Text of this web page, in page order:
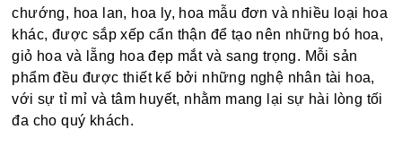
chướng, hoa lan, hoa ly, hoa mẫu đơn và nhiều loại hoa
khác, được sắp xếp cẩn thận để tạo nên những bó hoa,
giỏ hoa và lẵng hoa đẹp mắt và sang trọng. Mỗi sản
phẩm đều được thiết kế bởi những nghệ nhân tài hoa,
với sự tỉ mỉ và tâm huyết, nhằm mang lại sự hài lòng tối
đa cho quý khách.